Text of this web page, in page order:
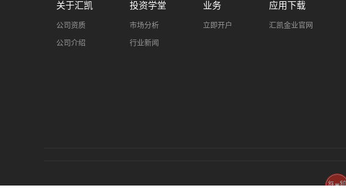
关于汇凯
公司资质
公司介绍
投资学堂
市场分析
行业新闻
业务
立即开户
应用下载
汇凯金业官网